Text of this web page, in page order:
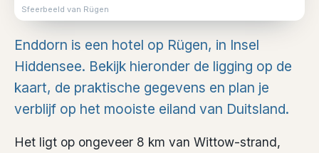
Sfeerbeeld van Rügen
Enddorn is een hotel op Rügen, in Insel
Hiddensee. Bekijk hieronder de ligging op de
kaart, de praktische gegevens en plan je
verblijf op het mooiste eiland van Duitsland.
Het ligt op ongeveer 8 km van Wittow-strand,